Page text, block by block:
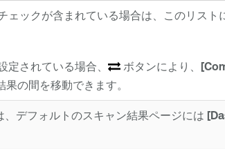
ェックが含まれている場合は、このリスト
定されている場合、 ボタンにより、
の間を移動できます。
デフォルトのスキャン結果ページには